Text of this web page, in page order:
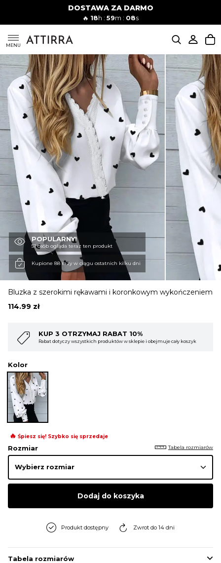
DOSTAWA ZA DARMO
🔥 18h :59m : 07s
MENU
Mężczyźni
SUKIENKI
KOMPLETY
KOMBINEZONY
DÓŁ DAMSKIE
STROJE KĄPIELOWE
BLUZKI
OBUWIE
BIELIZNA
SWETRY
OKRYCIA WIERZCHNIE
POPULARNY!
51 osób ogląda teraz ten produkt
Kupione 88 razy w ciągu ostatnich kilku dni
Bluzka z szerokimi rękawami i koronkowym wykończeniem
114.99 zł
i obejmuje cały koszyk
KUP 4 OTRZYMAJ RABAT
Rabat dotyczy wszystkich produktów w
Kolor
🔥 Śpiesz się! Szybko się sprzedaje
Rozmiar Tabela rozmiarów
Dodaj do koszyka
Produkt dostępny Zwrot do 14 dni
Tabela rozmiarów